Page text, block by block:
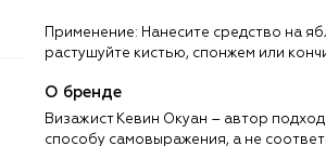
Применение: Нанесите средство на
растушуйте кистью, спонжем или
О бренде
Визажист Кевин Окуан – автор
способу самовыражения, а не